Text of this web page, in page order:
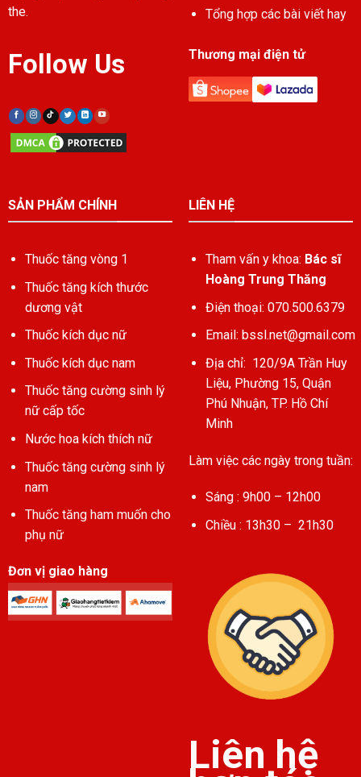
the.
Follow Us
Tổng hợp các bài viết hay
Thương mại điện tử
SẢN PHẨM CHÍNH
Thuốc tăng vòng 1
Thuốc tăng kích thước
dương vật
Thuốc kích dục nữ
Thuốc kích dục nam
Thuốc tăng cường sinh lý
nữ cấp tốc
Nước hoa kích thích nữ
Thuốc tăng cường sinh lý
nam
Thuốc tăng ham muốn cho
phụ nữ
Đơn vị giao hàng
LIÊN HỆ
Tham vấn y khoa: Bác sĩ
Hoàng Trung Thăng
Điện thoại: 070.500.6379
Email: bssl.net@gmail.com
Địa chỉ: 120/9A Trần Huy
Liệu, Phường 15, Quận
Phú Nhuận, TP. Hồ Chí
Minh
Làm việc các ngày trong tuần:
Sáng : 9h00 – 12h00
Chiều : 13h30 – 21h30
Liên hệ